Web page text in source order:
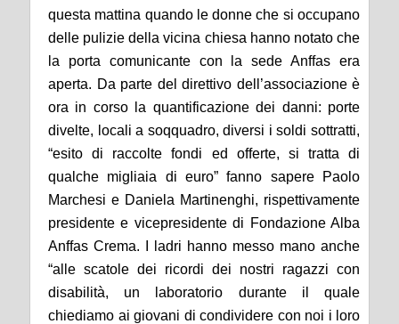
questa mattina quando le donne che si occupano
delle pulizie della vicina chiesa hanno notato che
la porta comunicante con la sede Anffas era
aperta. Da parte del direttivo dell’associazione è
ora in corso la quantificazione dei danni: porte
divelte, locali a soqquadro, diversi i soldi sottratti,
“esito di raccolte fondi ed offerte, si tratta di
qualche migliaia di euro” fanno sapere Paolo
Marchesi e Daniela Martinenghi, rispettivamente
presidente e vicepresidente di Fondazione Alba
Anffas Crema. I ladri hanno messo mano anche
“alle scatole dei ricordi dei nostri ragazzi con
disabilità, un laboratorio durante il quale
chiediamo ai giovani di condividere con noi i loro